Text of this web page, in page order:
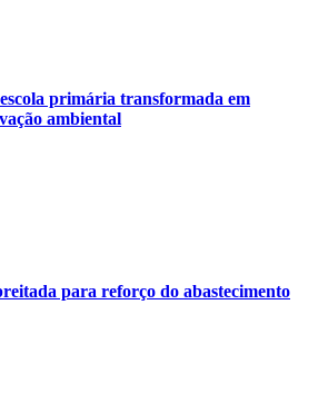
primária transformada em
ambiental
para reforço do abastecimento